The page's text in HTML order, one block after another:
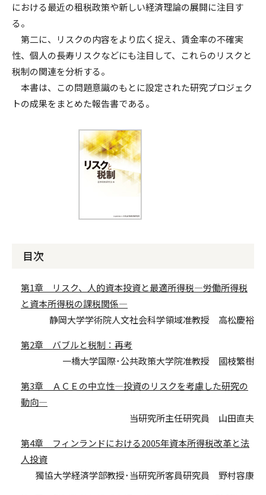
における最近の租税政策や新しい経済理論の展開に注目す
る。
第二に、リスクの内容をより広く捉え、賃金率の不確実
性、個人の長寿リスクなどにも注目して、これらのリスクと
税制の関連を分析する。
本書は、この問題意識のもとに設定された研究プロジェク
トの成果をまとめた報告書である。
目次
第1章 リスク、人的資本投資と最適所得税—労働所得税
と資本所得税の課税関係—
静岡大学学術院人文社会科学領域准教授 高松慶裕
第2章 バブルと税制：再考
一橋大学国際･公共政策大学院准教授 國枝繁樹
第3章 ＡＣＥの中立性—投資のリスクを考慮した研究の
動向—
当研究所主任研究員 山田直夫
第4章 フィンランドにおける2005年資本所得税改革と法
人投資
獨協大学経済学部教授･当研究所客員研究員 野村容康